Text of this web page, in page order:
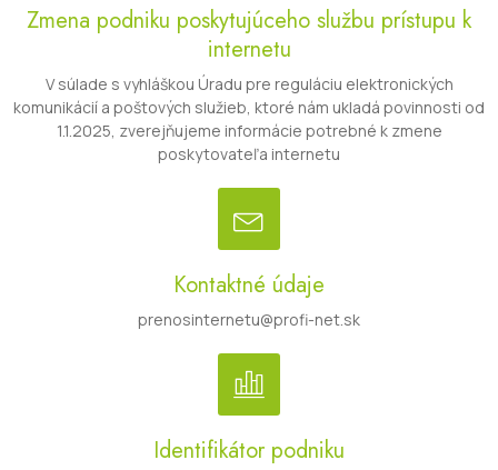
Zmena podniku poskytujúceho službu prístupu k
internetu
V súlade s vyhláškou Úradu pre reguláciu elektronických
komunikácií a poštových služieb, ktoré nám ukladá povinnosti od
1.1.2025, zverejňujeme informácie potrebné k zmene
poskytovateľa internetu
Kontaktné údaje
prenosinternetu@profi-net.sk
Identifikátor podniku